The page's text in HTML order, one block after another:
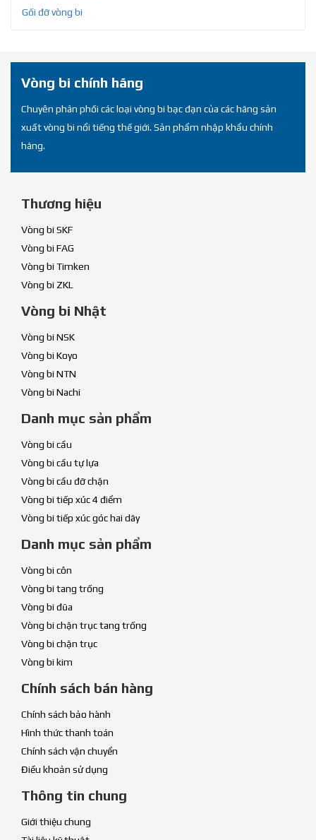
Gối đỡ vòng bi
Vòng bi chính hãng
Chuyên phân phối các loại vòng bi bạc đạn của các hãng sản
xuất vòng bi nổi tiếng thế giới. Sản phẩm nhập khẩu chính
hãng.
Thương hiệu
Vòng bi SKF
Vòng bi FAG
Vòng bi Timken
Vòng bi ZKL
Vòng bi Nhật
Vòng bi NSK
Vòng bi Koyo
Vòng bi NTN
Vòng bi Nachi
Danh mục sản phẩm
Vòng bi cầu
Vòng bi cầu tự lựa
Vòng bi cầu đỡ chặn
Vòng bi tiếp xúc 4 điểm
Vòng bi tiếp xúc góc hai dãy
Danh mục sản phẩm
Vòng bi côn
Vòng bi tang trống
Vòng bi đũa
Vòng bi chặn trục tang trống
Vòng bi chặn trục
Vòng bi kim
Chính sách bán hàng
Chính sách bảo hành
Hình thức thanh toán
Chính sách vận chuyển
Điều khoản sử dụng
Thông tin chung
Giới thiệu chung